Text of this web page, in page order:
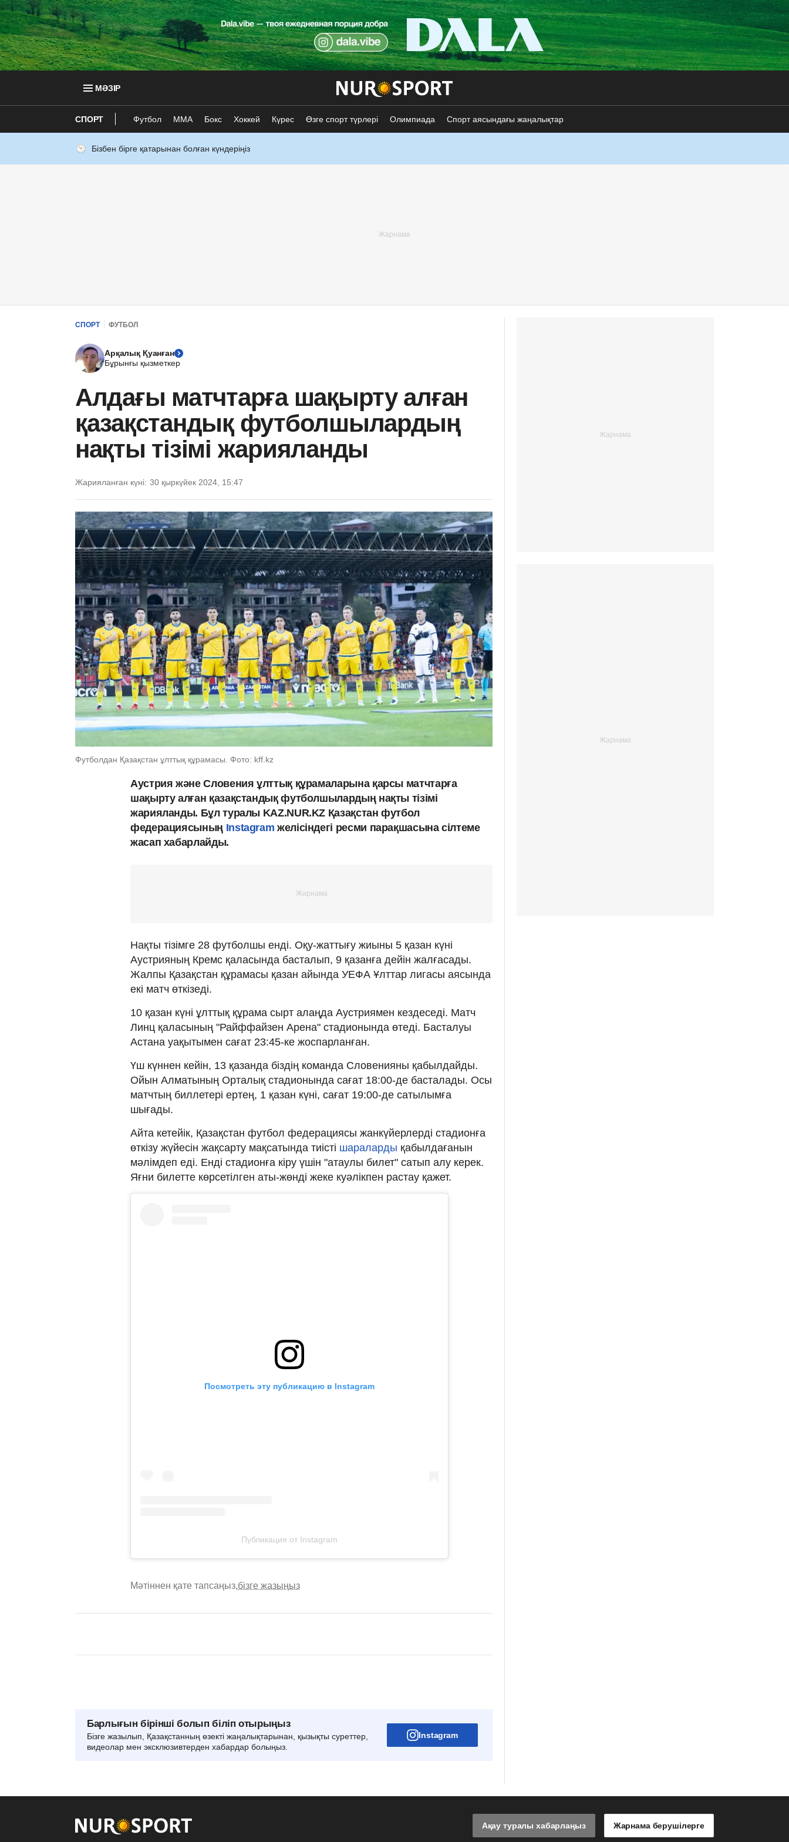
МӘЗІР
СПОРТ Футбол ММА Бокс Хоккей Күрес Өзге спорт түрлері Олимпиада Спорт аясындағы жаңалықтар
Бізбен бірге қатарынан болған күндеріңіз
СПОРТ ФУТБОЛ
Арқалық Қуанған
Бұрынғы қызметкер
Алдағы матчтарға шақырту алған
қазақстандық футболшылардың
нақты тізімі жарияланды
Жарияланған күні: 30 қыркүйек 2024, 15:47
Футболдан Қазақстан ұлттық құрамасы. Фото: kff.kz
Аустрия және Словения ұлттық құрамаларына қарсы матчтарға
шақырту алған қазақстандық футболшылардың нақты тізімі
жарияланды. Бұл туралы KAZ.NUR.KZ Қазақстан футбол
федерациясының Instagramжелісіндегі ресми парақшасына сілтеме
жасап хабарлайды.
Нақты тізімге 28 футболшы енді. Оқу-жаттығу жиыны 5 қазан күні
Аустрияның Кремс қаласында басталып, 9 қазанға дейін жалғасады.
Жалпы Қазақстан құрамасы қазан айында УЕФА Ұлттар лигасы аясында
екі матч өткізеді.
10 қазан күні ұлттық құрама сырт алаңда Аустриямен кездеседі. Матч
Линц қаласының "Райффайзен Арена" стадионында өтеді. Басталуы
Астана уақытымен сағат 23:45-ке жоспарланған.
Үш күннен кейін, 13 қазанда біздің команда Словенияны қабылдайды.
Ойын Алматының Орталық стадионында сағат 18:00-де басталады. Осы
матчтың биллетері ертең, 1 қазан күні, сағат 19:00-де сатылымға
шығады.
Айта кетейік, Қазақстан футбол федерациясы жанкүйерлерді стадионға
өткізу жүйесін жақсарту мақсатында тиісті шараларды қабылдағанын
мәлімдеп еді. Енді стадионға кіру үшін "атаулы билет" сатып алу керек.
Яғни билетте көрсетілген аты-жөнді жеке куәлікпен растау қажет.
Посмотреть эту публикацию в Instagram
Публикация от Instagram
Мәтіннен қате тапсаңыз,бізге жазыңыз
Барлығын бірінші болып біліп отырыңыз
Бізге жазылып, Қазақстанның өзекті жаңалықтарынан, қызықты суреттер,
видеолар мен эксклюзивтерден хабардар болыңыз.
Instagram
Ақау туралы хабарлаңыз Жарнама берушілерге